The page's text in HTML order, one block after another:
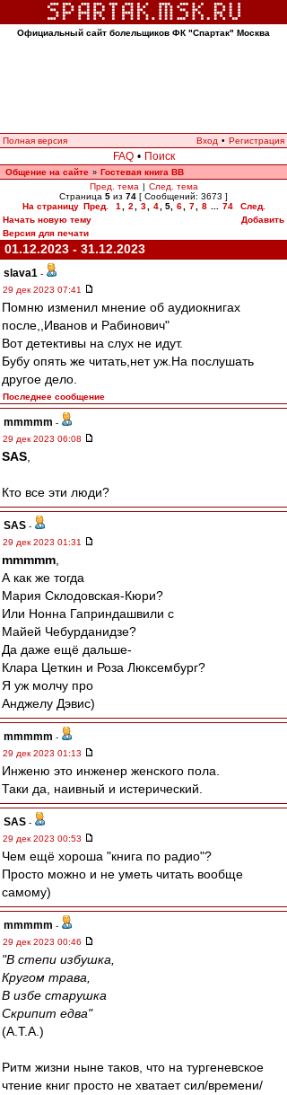
Официальный сайт болельщиков ФК "Спартак" Москва
Полная версия Вход • Регистрация
FAQ • Поиск
Общение на сайте » Гостевая книга ВВ
Пред. тема | След. тема
Страница 5 из 74 [ Сообщений: 3673 ]
На страницу Пред. 1 2 3 4 5, 6 7 8 74
След.
Начать новую тему
Добавить
Версия для печати
01.12.2023 - 31.12.2023
slava1 -
29 дек 2023 07:41
Помню изменил мнение об аудиокнигах
после,,Иванов и Рабинович"
Вот детективы на слух не идут.
Бубу опять же читать,нет уж.На послушать
другое дело.
Последнее сообщение
mmmmm -
29 дек 2023 06:08
SAS
Кто все эти люди?
SAS -
29 дек 2023 01:31
mmmmm
А как же тогда
Мария Склодовская-Кюри?
Или Нонна Гаприндашвили с
Майей Чебурданидзе?
Да даже ещё дальше-
Клара Цеткин и Роза Люксембург?
Я уж молчу про
Анджелу Дэвис)
mmmmm -
29 дек 2023 01:13
Инженю это инженер женского пола.
Таки да, наивный и истерический.
SAS -
29 дек 2023 00:53
Чем ещё хороша "книга по радио"?
Просто можно и не уметь читать вообще
самому)
mmmmm -
29 дек 2023 00:46
"В степи избушка,
Кругом трава,
В избе старушка
Скрипит едва"
(А.Т.А.)
Ритм жизни ныне таков, что на тургеневское
чтение книг просто не хватает сил/времени/